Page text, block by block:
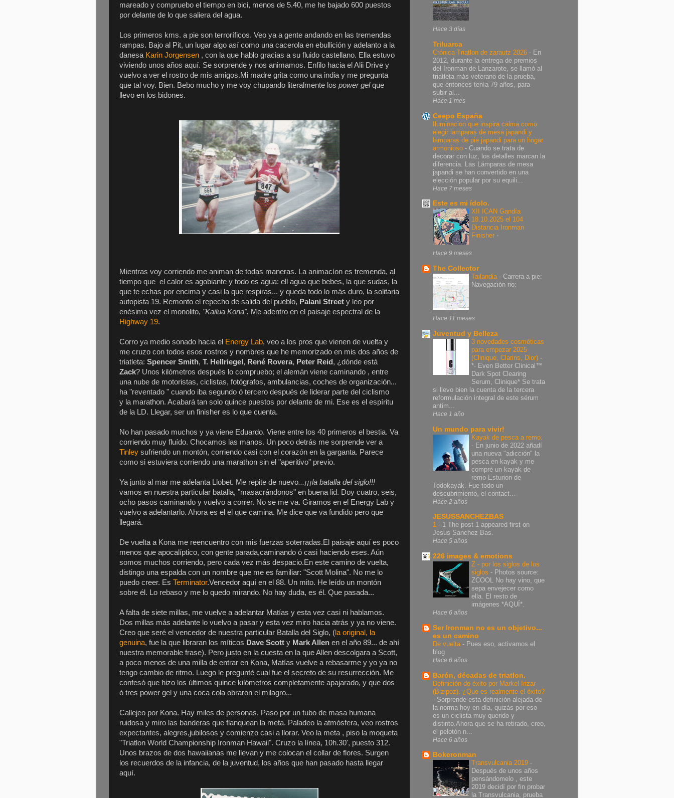
mareado y compruebo el tiempo en bici, menos de 5.40, me he bajado 600 puestos
por delante de lo que saliera del agua.
Los primeros kms. a pie son terroríficos. Veo ya a gente andando en las tremendas
rampas. Bajo al Pit, un lugar algo así como una cacerola en ebullición y adelanto a la
danesa Karin Jorgensen , con la que hablo gracias a su fluido castellano. Ella estuvo
viviendo unos años aquí. Se sorprende y nos animamos. Enfilo hacia el Alii Drive y
vuelvo a ver el rostro de mis amigos.Mi madre grita como una india y me pregunta
que tal voy. Bien. Bebo mucho y me voy chupando literalmente los power gelque
llevo en los bidones.
Mientras voy corriendo me animan de todas maneras. La animacíon es tremenda, al
tiempo que el calor es agobiante y todo es agua: ell agua que bebes, la que sudas, la
que te echas por encima y casi la que respiras... y queda todo lo más duro, la solitaria
autopista 19. Remonto el repecho de salida del pueblo, Palani Street y leo por
enésima vez el monolito, "Kailua Kona". Me adentro en el paisaje espectral de la
Highway 19.
Corro ya medio sonado hacia el Energy Lab, veo a los pros que vienen de vuelta y
me cruzo con todos esos rostros y nombres que he memorizado en mis dos años de
triatleta: Spencer Smith, T. Hellriegel , René Rovera, Peter Reid , ¿dónde está
Zack? Unos kilómetros después lo compruebo; el alemán viene caminando , entre
una nube de motoristas, ciclistas, fotógrafos, ambulancias, coches de organización...
ha "reventado " cuando iba segundo ó tercero después de liderar parte del ciclismo
y la marathon. Acabará tan solo quince puestos por delante de mi. Ese es el espíritu
de la LD. Llegar, ser un finisher es lo que cuenta.
No han pasado muchos y ya viene Eduardo. Viene entre los 40 primeros el bestia. Va
corriendo muy fluído. Chocamos las manos. Un poco detrás me sorprende ver a
Tinley sufriendo un montón, corriendo casi con el corazón en la garganta. Parece
como si estuviera corriendo una marathon sin el "aperitivo" previo.
Ya junto al mar me adelanta Llobet. Me repite de nuevo...¡¡¡la batalla del siglo!!!
vamos en nuestra particular batalla, "masacrándonos" en buena lid. Doy cuatro, seis,
ocho pasos caminando y vuelvo a correr. No se me va. Giramos en el Energy Lab y
vuelvo a adelantarlo. Ahora es el el que camina. Me dice que va fundido pero que
llegará.
De vuelta a Kona me reencuentro con mis fuerzas soterradas.El paisaje aquí es poco
menos que apocalíptico, con gente parada,caminando ó casi haciendo eses. Aún
somos muchos corriendo, pero cada vez más despacio.En este camino de vuelta,
distingo una espalda con un nombre que me es familiar: "Scott Molina". No me lo
puedo creer. Es Terminator.Vencedor aquí en el 88. Un mito. He leído un montón
sobre él. Lo rebaso y me lo quedo mirando. No hay duda, es él. Que pasada...
A falta de siete millas, me vuelve a adelantar Matías y esta vez casi ni hablamos.
Dos millas más adelante lo vuelvo a pasar y esta vez miro hacia atrás y ya no viene.
Creo que seré el vencedor de nuestra particular Batalla del Siglo, (la original, la
genuina, fue la que libraran los míticos Dave Scott y Mark Allen en el año 89... de ahí
nuestra memorable frase). Pero justo en la cuesta en la que Allen descolgara a Scott,
a poco menos de una milla de entrar en Kona, Matías vuelve a rebasarme y yo ya no
tengo cambio de ritmo. Luego le pregunté cual fue el secreto de su resurrección. Me
confesó que hizo los últimos quince kilómetros completamente apajarado, y que dos
ó tres power gel y una coca cola obraron el milagro...
Callejeo por Kona. Hay miles de personas. Paso por un tubo de masa humana
ruidosa y miro las banderas que flanquean la meta. Paladeo la atmósfera, veo rostros
expectantes, alegres,jubilosos y comienzo casi a llorar. Veo la meta , piso la moqueta
"Triatlon World Championship Ironman Hawaii". Cruzo la línea, 10h.30', puesto 312.
Unos brazos de dos hawaiianas me llevan y me colocan el collar de flores. Surgen
los recuerdos de la infancia, de la juventud, los años que han pasado hasta llegar
aquí.
Hace 3 días
Triluarca
Crónica Triatlon de zarautz 2026 - En
2012, durante la entrega de premios
del Ironman de Lanzarote, se llamó al
triatleta más veterano de la prueba,
que entonces tenía 79 años, para
subir al...
Hace 1 mes
Ceepo España
Iluminacion que inspira calma como
elegir lamparas de mesa japandi y
lamparas de pie japandi para un hogar
armonioso - Cuando se trata de
decorar con luz, los detalles marcan la
diferencia. Las Lámparas de mesa
japandi se han convertido en una
elección popular por su equili...
Hace 7 meses
Este es mi ídolo.
XII ICAN Gandía
18.10.2025 el 104
Distancia Ironman
Finisher -
Hace 9 meses
The Collector
Tailandia - Carrera a pie:
Navegación rio:
Hace 11 meses
Juventud y Belleza
3 novedades cosméticas
para empezar 2025
(Clinique, Clarins, Dior) -
*- Even Better Clinical™
Dark Spot Clearing
Serum, Clinique* Se trata
si llevo bien la cuenta de la tercera
reformulación integral de este sérum
antim...
Hace 1 año
Un mundo para vivir!
Kayak de pesca a remo.
- En junio de 2022 añadí
una nueva "adicción" la
pesca en kayak y me
compré un kayak de
remo Esturion de
Todokayak. Fue todo un
descubrimiento, el contact...
Hace 2 años
JESUSSANCHEZBAS
1 - 1 The post 1 appeared first on
Jesus Sanchez Bas.
Hace 5 años
226 images & emotions
Z - por los siglos de los
siglos - Photos source:
ZCOOL No hay vino, que
sepa envejecer como
ella. El resto de
imágenes *AQUÍ*.
Hace 6 años
Ser Ironman no es un objetivo...
es un camino
De vuelta - Pues eso, activamos el
blog
Hace 6 años
Barón, décadas de triatlon.
Definición de éxito por Markel Irizar
(Bizipoz). ¿Que es realmente el éxito?
- Sorprende esta definición alejada de
la norma hoy en día, quizás por eso
es un ciclista muy querido y
distinto.Ahora que se ha retirado, creo,
el pelotón n...
Hace 6 años
Bokeronman
Transvulcania 2019 -
Después de unos años
pensándomelo , este
2019 decidí por fin probar
la Transvulcania, prueba